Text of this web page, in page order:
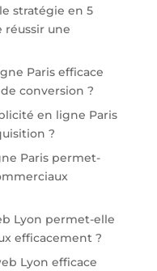
stratégie en 5
réussir une
Paris efficace
conversion ?
en ligne Paris
?
Paris permet-
Lyon permet-elle
efficacement ?
Lyon efficace